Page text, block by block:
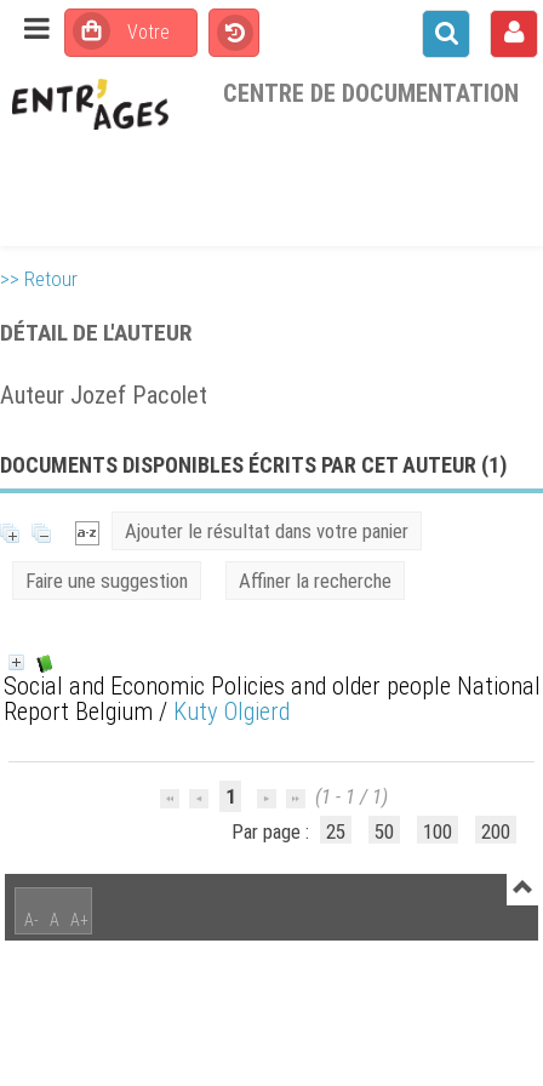
CENTRE DE DOCUMENTATION
>> Retour
DÉTAIL DE L'AUTEUR
Auteur Jozef Pacolet
DOCUMENTS DISPONIBLES ÉCRITS PAR CET AUTEUR (1)
Ajouter le résultat dans votre panier
Faire une suggestion Affiner la recherche
Social and Economic Policies and older people National
Report Belgium / Kuty Olgierd
1
(1 - 1 / 1)
Par page :
25 50 100 200
A- A A+